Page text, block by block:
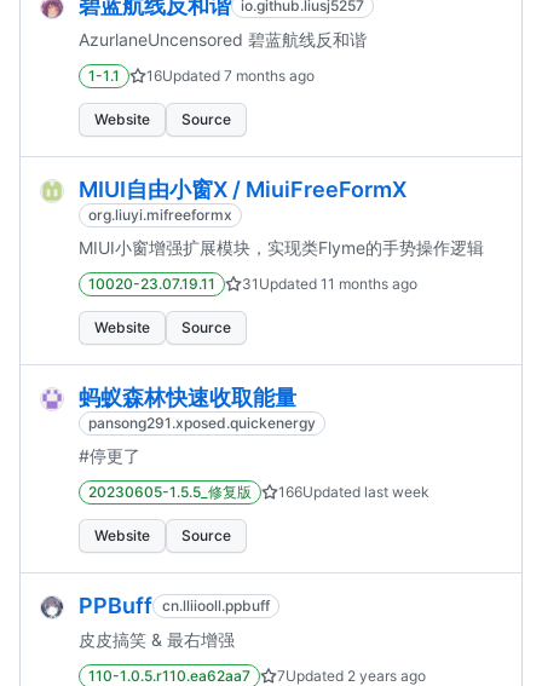
碧蓝航线反和谐 io.github.liusj5257
AzurlaneUncensored 碧蓝航线反和谐
1-1.1 16Updated 7 months ago
Website Source
MIUI自由小窗X / MiuiFreeFormX
org.liuyi.mifreeformx
MIUI小窗增强扩展模块，实现类Flyme的手势操作逻辑
10020-23.07.19.11 31 Updated 11 months ago
Website Source
蚂蚁森林快速收取能量
pansong291.xposed.quickenergy
#停更了
20230605-1.5.5_修复版 166Updated last week
Website Source
PPBuff cn.lliiooll.ppbuff
皮皮搞笑 & 最右增强
110-1.0.5.r110.ea62aa7 7Updated 2 years ago